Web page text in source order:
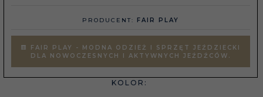
PRODUCENT: FAIR PLAY
FAIR PLAY - MODNA ODZIEŻ I SPRZĘT JEŹDZIECKI
DLA NOWOCZESNYCH I AKTYWNYCH JEŹDŹCÓW.
KOLOR: